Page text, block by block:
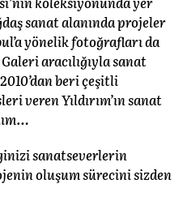
sanat alanında projeler
yönelik fotoğrafları da
aracılığıyla sanat
beri çeşitli
veren Yıldırım’ın sanat
sanatseverlerin
oluşum sürecini sizden